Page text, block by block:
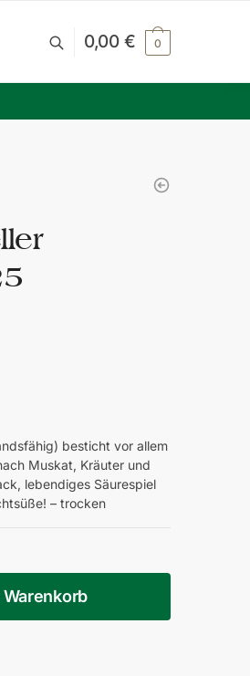
0,00€ 0
besticht vor allem
Muskat, Kräuter und
lebendiges Säurespiel
– trocken
Warenkorb